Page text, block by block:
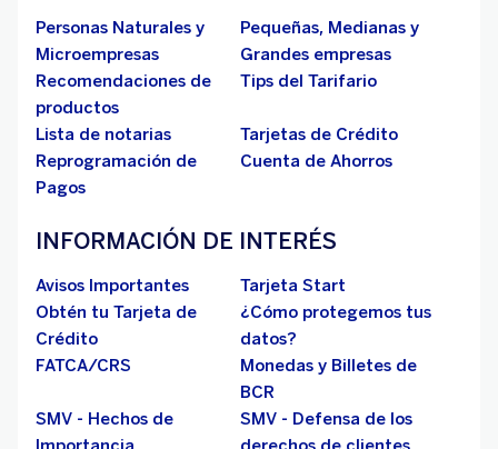
Personas Naturales y
Microempresas
Pequeñas, Medianas y
Grandes empresas
Recomendaciones de
productos
Tips del Tarifario
Lista de notarias
Tarjetas de Crédito
Reprogramación de
Pagos
Cuenta de Ahorros
INFORMACIÓN DE INTERÉS
Avisos Importantes
Tarjeta Start
Obtén tu Tarjeta de
Crédito
¿Cómo protegemos tus
datos?
FATCA/CRS
Monedas y Billetes de
BCR
SMV - Hechos de
SMV - Defensa de los